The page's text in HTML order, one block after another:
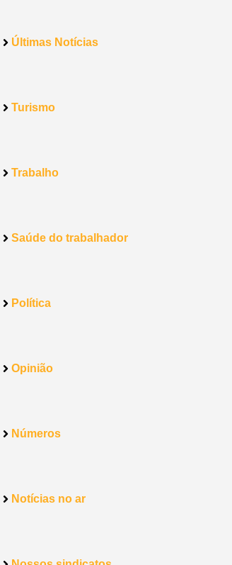
Últimas Notícias
Turismo
Trabalho
Saúde do trabalhador
Política
Opinião
Números
Notícias no ar